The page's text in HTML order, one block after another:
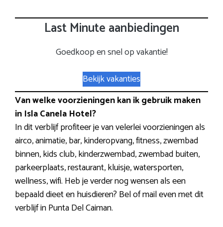
Last Minute aanbiedingen
Goedkoop en snel op vakantie!
Bekijk vakanties
Van welke voorzieningen kan ik gebruik maken
in Isla Canela Hotel?
In dit verblijf profiteer je van velerlei voorzieningen als
airco, animatie, bar, kinderopvang, fitness, zwembad
binnen, kids club, kinderzwembad, zwembad buiten,
parkeerplaats, restaurant, kluisje, watersporten,
wellness, wifi. Heb je verder nog wensen als een
bepaald dieet en huisdieren? Bel of mail even met dit
verblijf in Punta Del Caiman.